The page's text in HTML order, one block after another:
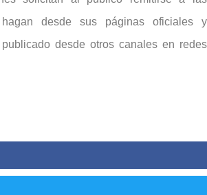
desde sus páginas oficiales y
desde otros canales en redes